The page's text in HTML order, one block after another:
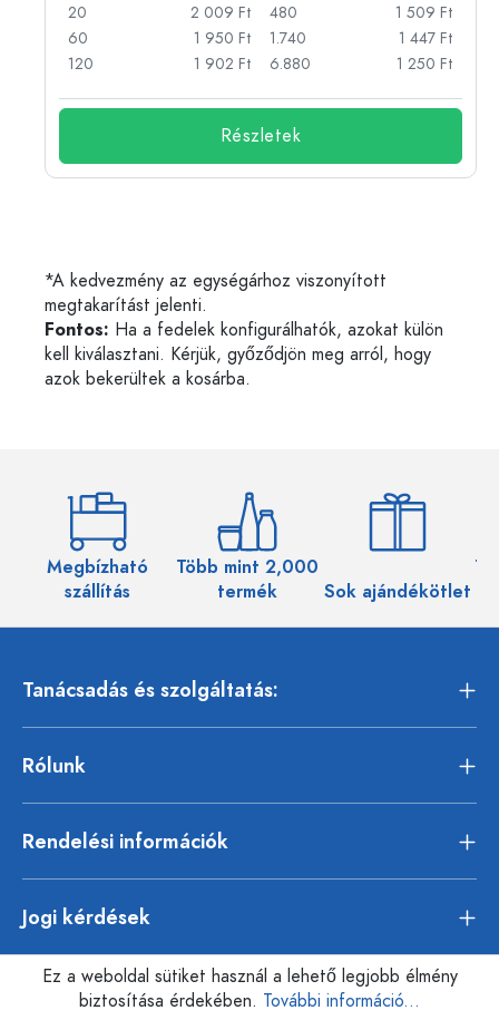
20
2 009 Ft
60
1 950 Ft
120
1 902 Ft
480
1 509 Ft
1.740
1 447 Ft
6.880
1 250 Ft
Részletek
*A kedvezmény az egységárhoz viszonyított
megtakarítást jelenti.
Fontos: Ha a fedelek konfigurálhatók, azokat külön
kell kiválasztani. Kérjük, győződjön meg arról, hogy
azok bekerültek a kosárba.
Megbízható
szállítás
Több mint 2,000
termék
Sok ajándékötlet
Tanácsadás és szolgáltatás:
Rólunk
Rendelési információk
Jogi kérdések
Ez a weboldal sütiket használ a lehető legjobb élmény
biztosítása érdekében. További információ...